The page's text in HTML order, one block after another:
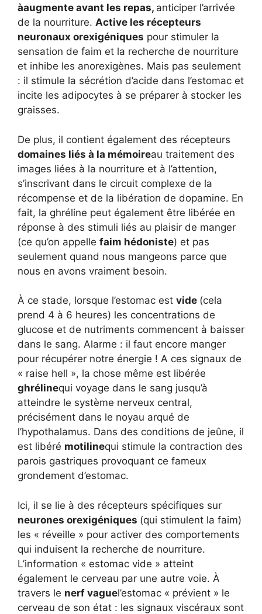
àaugmente avant les repas, anticiper l’arrivée
de la nourriture. Active les récepteurs
neuronaux orexigéniques pour stimuler la
sensation de faim et la recherche de nourriture
et inhibe les anorexigènes. Mais pas seulement
: il stimule la sécrétion d’acide dans l’estomac et
incite les adipocytes à se préparer à stocker les
graisses.
De plus, il contient également des récepteurs
domaines liés à la mémoireau traitement des
images liées à la nourriture et à l’attention,
s’inscrivant dans le circuit complexe de la
récompense et de la libération de dopamine. En
fait, la ghréline peut également être libérée en
réponse à des stimuli liés au plaisir de manger
(ce qu’on appelle faim hédoniste) et pas
seulement quand nous mangeons parce que
nous en avons vraiment besoin.
À ce stade, lorsque l’estomac est vide (cela
prend 4 à 6 heures) les concentrations de
glucose et de nutriments commencent à baisser
dans le sang. Alarme : il faut encore manger
pour récupérer notre énergie ! A ces signaux de
« raise hell », la chose même est libérée
ghrélinequi voyage dans le sang jusqu’à
atteindre le système nerveux central,
précisément dans le noyau arqué de
l’hypothalamus. Dans des conditions de jeûne, il
est libéré motilinequi stimule la contraction des
parois gastriques provoquant ce fameux
grondement d’estomac.
Ici, il se lie à des récepteurs spécifiques sur
neurones orexigéniques (qui stimulent la faim)
les « réveille » pour activer des comportements
qui induisent la recherche de nourriture.
L’information « estomac vide » atteint
également le cerveau par une autre voie. À
travers le nerf vaguel’estomac « prévient » le
cerveau de son état : les signaux viscéraux sont